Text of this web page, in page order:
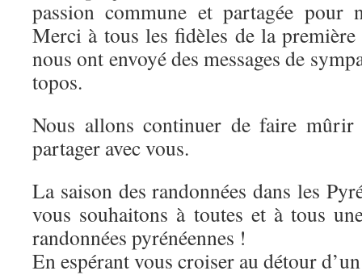
passion commune et partagée pour
Merci à tous les fidèles de la
nous ont envoyé des messages de
topos.
Nous allons continuer de faire mûrir
partager avec vous.
La saison des randonnées dans les
vous souhaitons à toutes et à tous
randonnées pyrénéennes !
En espérant vous croiser au détour